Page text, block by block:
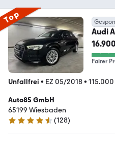
Top
Audi
Fairer
Unfallfrei • EZ 05/2018•
Auto85 GmbH
65199 Wiesbaden
4.7 Sterne
(128)